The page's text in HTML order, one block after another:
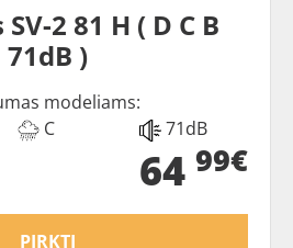
2 81 H ( D C B
71dB )
modeliams:
C 71dB
64 99€
PIRKTI